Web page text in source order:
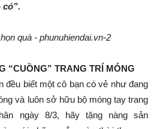
có”.
“CUỒNG” TRANG TRÍ MÓNG
đều biết một cô bạn có vẻ như đang
và luôn sở hữu bộ móng tay trang
ngày 8/3, hãy tặng nàng sản